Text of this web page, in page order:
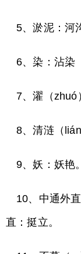
5、淤泥：河
6、染：沾染
7、濯（zhuó
8、清涟（
9、妖：妖艳
10、中通外
直：挺立。